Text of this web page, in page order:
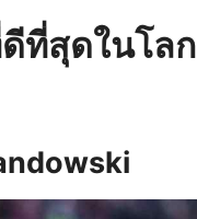
ที่สุดในโลก